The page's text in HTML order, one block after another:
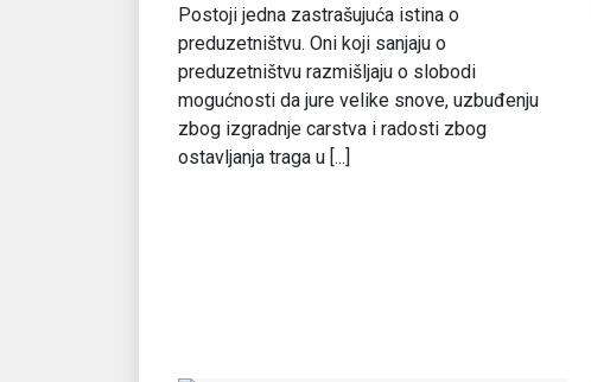
Postoji jedna zastrašujuća istina o
preduzetništvu. Oni koji sanjaju o
preduzetništvu razmišljaju o slobodi
mogućnosti da jure velike snove, uzbuđenju
zbog izgradnje carstva i radosti zbog
ostavljanja traga u [...]